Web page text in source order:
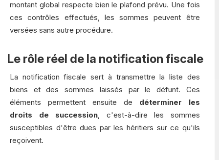
montant global respecte bien le plafond prévu. Une fois
ces contrôles effectués, les sommes peuvent être
versées sans autre procédure.
Le rôle réel de la notification fiscale
La notification fiscale sert à transmettre la liste des
biens et des sommes laissés par le défunt. Ces
éléments permettent ensuite de déterminer les
droits de succession , c'est-à-dire les sommes
susceptibles d'être dues par les héritiers sur ce qu'ils
reçoivent.